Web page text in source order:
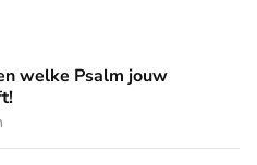
jouw voorkeur heeft!
welke Psalm jouw